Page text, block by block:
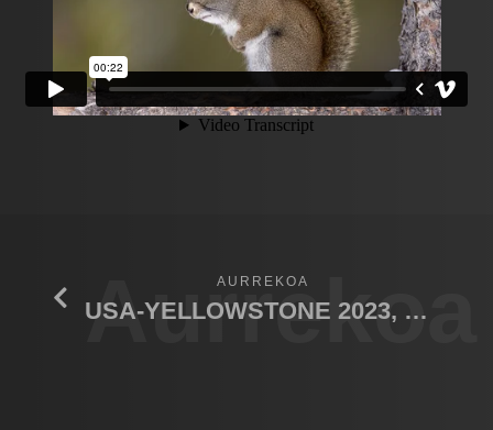
Aurrekoa
AURREKOA
USA-YELLOWSTONE 2023, Coyote and swan